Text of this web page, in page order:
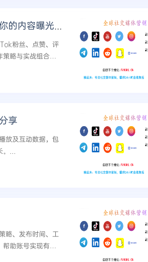
揭秘Instagram点赞购买：如何安全提升你的内容曝光率
粉丝、点赞、评
策略与实战组合方
享
放及互动数据，包
...
略、发布时间、工
帮助账号实现有